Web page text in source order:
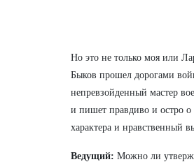
Но это не только моя или
Быков прошел дорогами
непревзойденный мастер
и пишет правдиво и остро о
характера и нравственный
Ведущий: Можно ли